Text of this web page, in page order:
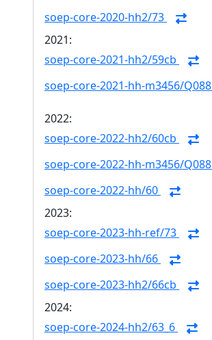
soep-core-2020-hh2/73
2021:
soep-core-2021-hh2/59cb
soep-core-2021-hh-m3456/Q088
2022:
soep-core-2022-hh2/60cb
soep-core-2022-hh-m3456/Q088
soep-core-2022-hh/60
2023:
soep-core-2023-hh-ref/73
soep-core-2023-hh/66
soep-core-2023-hh2/66cb
2024:
soep-core-2024-hh2/63_6